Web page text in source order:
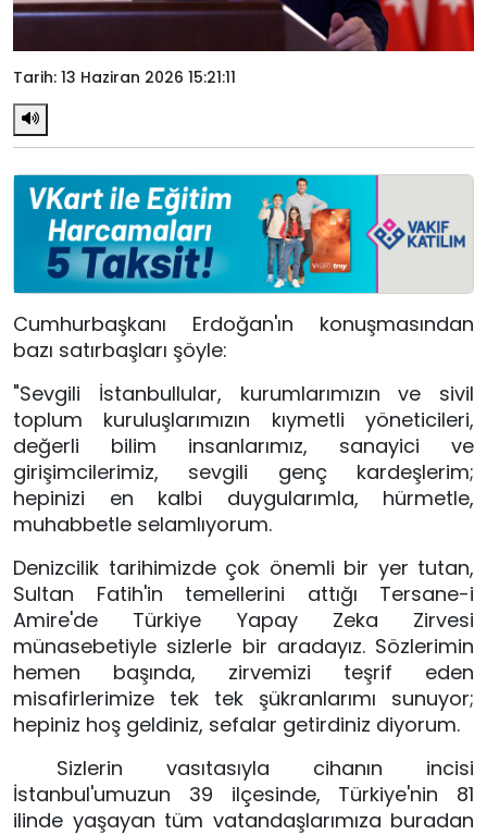
Tarih: 13 Haziran 2026 15:21:11
Cumhurbaşkanı Erdoğan'ın konuşmasından
bazı satırbaşları şöyle:
"Sevgili İstanbullular, kurumlarımızın ve sivil
toplum kuruluşlarımızın kıymetli yöneticileri,
değerli bilim insanlarımız, sanayici ve
girişimcilerimiz, sevgili genç kardeşlerim;
hepinizi en kalbi duygularımla, hürmetle,
muhabbetle selamlıyorum.
Denizcilik tarihimizde çok önemli bir yer tutan,
Sultan Fatih'in temellerini attığı Tersane-i
Amire'de Türkiye Yapay Zeka Zirvesi
münasebetiyle sizlerle bir aradayız. Sözlerimin
hemen başında, zirvemizi teşrif eden
misafirlerimize tek tek şükranlarımı sunuyor;
hepiniz hoş geldiniz, sefalar getirdiniz diyorum.
İstanbul'umuzun 39 ilçesinde, Türkiye'nin 81
ilinde yaşayan tüm vatandaşlarımıza buradan